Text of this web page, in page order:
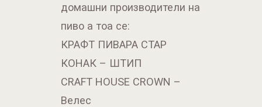
домашни производители на
пиво а тоа се:
КРАФТ ПИВАРА СТАР
КОНАК – ШТИП
CRAFT HOUSE CROWN –
Велес